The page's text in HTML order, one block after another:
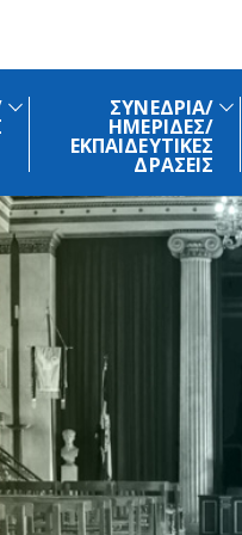
ΣΥΝΕΔΡΙΑ/
ΗΜΕΡΙΔΕΣ/
ΕΚΠΑΙΔΕΥΤΙΚΕΣ
ΔΡΑΣΕΙΣ